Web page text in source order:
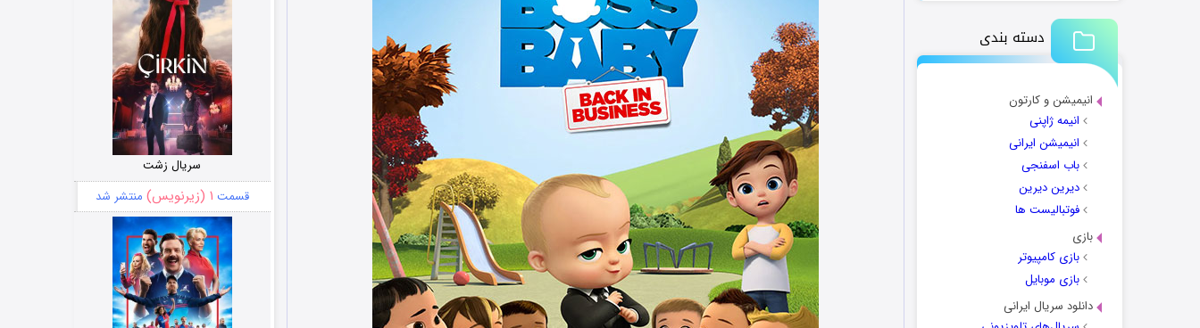
دسته بندی
انیمیشن و کارتون
انیمه ژاپنی
انیمیشن ایرانی
باب اسفنجی
دیرین دیرین
فوتبالیست ها
بازی
بازی کامپیوتر
بازی موبایل
دانلود سریال ایرانی
سریال زشت
قسمت ۱ (زیرنویس) منتشر شد